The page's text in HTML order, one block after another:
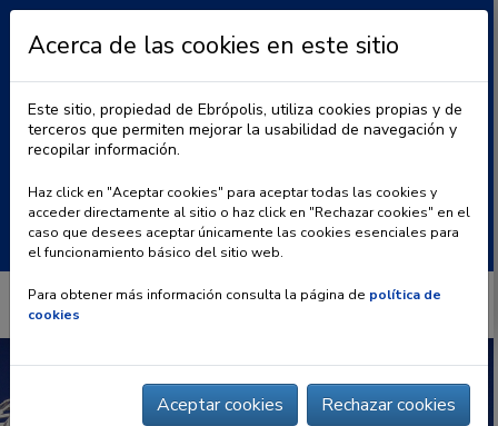
BLOG | CONTACTO
Buscar:
Acerca de las cookies en este sitio
Este sitio, propiedad de Ebrópolis, utiliza cookies propias y de
terceros que permiten mejorar la usabilidad de navegación y
recopilar información.
Haz click en "Aceptar cookies" para aceptar todas las cookies y
acceder directamente al sitio o haz click en "Rechazar cookies" en el
caso que desees aceptar únicamente las cookies esenciales para
el funcionamiento básico del sitio web.
Para obtener más información consulta la página de política de
cookies
Aceptar cookies Rechazar cookies